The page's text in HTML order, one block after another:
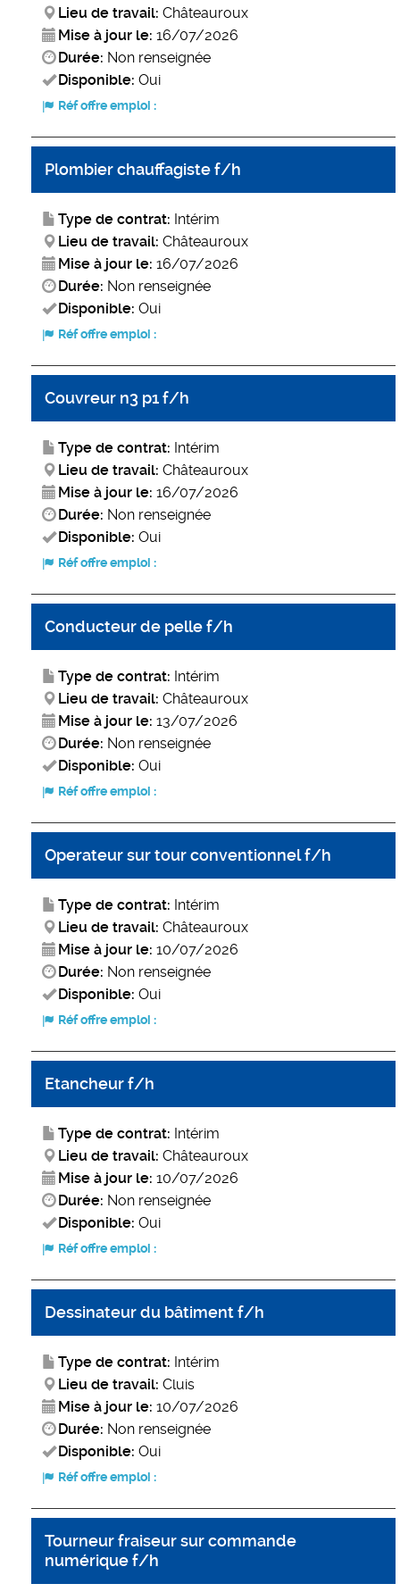
Lieu de travail: Châteauroux
Mise à jour le: 16/07/2026
Durée: Non renseignée
Disponible: Oui
Réf offre emploi :
Plombier chauffagiste f/h
Type de contrat: Intérim
Lieu de travail: Châteauroux
Mise à jour le: 16/07/2026
Durée: Non renseignée
Disponible: Oui
Réf offre emploi :
Couvreur n3 p1 f/h
Type de contrat: Intérim
Lieu de travail: Châteauroux
Mise à jour le: 16/07/2026
Durée: Non renseignée
Disponible: Oui
Réf offre emploi :
Conducteur de pelle f/h
Type de contrat: Intérim
Lieu de travail: Châteauroux
Mise à jour le: 13/07/2026
Durée: Non renseignée
Disponible: Oui
Réf offre emploi :
Operateur sur tour conventionnel f/h
Type de contrat: Intérim
Lieu de travail: Châteauroux
Mise à jour le: 10/07/2026
Durée: Non renseignée
Disponible: Oui
Réf offre emploi :
Etancheur f/h
Type de contrat: Intérim
Lieu de travail: Châteauroux
Mise à jour le: 10/07/2026
Durée: Non renseignée
Disponible: Oui
Réf offre emploi :
Dessinateur du bâtiment f/h
Type de contrat: Intérim
Lieu de travail: Cluis
Mise à jour le: 10/07/2026
Durée: Non renseignée
Disponible: Oui
Réf offre emploi :
Tourneur fraiseur sur commande
numérique f/h